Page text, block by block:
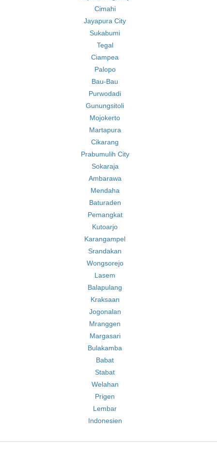
Cimahi
Jayapura City
Sukabumi
Tegal
Ciampea
Palopo
Bau-Bau
Purwodadi
Gunungsitoli
Mojokerto
Martapura
Cikarang
Prabumulih City
Sokaraja
Ambarawa
Mendaha
Baturaden
Pemangkat
Kutoarjo
Karangampel
Srandakan
Wongsorejo
Lasem
Balapulang
Kraksaan
Jogonalan
Mranggen
Margasari
Bulakamba
Babat
Stabat
Welahan
Prigen
Lembar
Indonesien